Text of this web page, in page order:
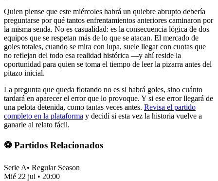
Quien piense que este miércoles habrá un quiebre abrupto debería
preguntarse por qué tantos enfrentamientos anteriores caminaron por
la misma senda. No es casualidad: es la consecuencia lógica de dos
equipos que se respetan más de lo que se atacan. El mercado de
goles totales, cuando se mira con lupa, suele llegar con cuotas que
no reflejan del todo esa realidad histórica —y ahí reside la
oportunidad para quien se toma el tiempo de leer la pizarra antes del
pitazo inicial.
La pregunta que queda flotando no es si habrá goles, sino cuánto
tardará en aparecer el error que lo provoque. Y si ese error llegará de
una pelota detenida, como tantas veces antes. Revisa el partido
completo en la plataforma y decidí si esta vez la historia vuelve a
ganarle al relato fácil.
⚽ Partidos Relacionados
Serie A• Regular Season
Mié 22 jul • 20:00